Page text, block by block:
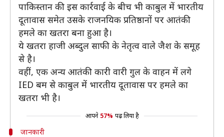
पाकिस्तान की इस कार्रवाई के बीच भी काबुल में भारतीय
दूतावास समेत उसके राजनयिक प्रतिष्ठानों पर आतंकी
हमले का खतरा बना हुआ है।
ये खतरा हाजी अब्दुल साफी के नेतृत्व वाले जैश के समूह
से है।
वहीं, एक अन्य आतंकी कारी वारी गुल के वाहन में लगे
IED बम से काबुल में भारतीय दूतावास पर हमले का
खतरा भी है।
आपने 57% पढ़ लिया है
जानकारी